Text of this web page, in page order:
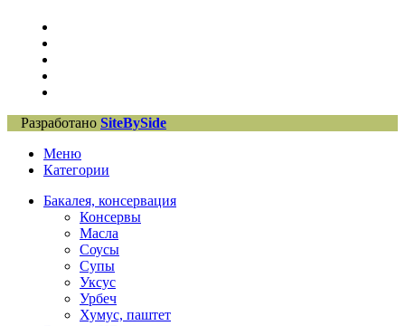
Разработано SiteBySide
Меню
Категории
Бакалея, консервация
Консервы
Масла
Соусы
Супы
Уксус
Урбеч
Хумус, паштет